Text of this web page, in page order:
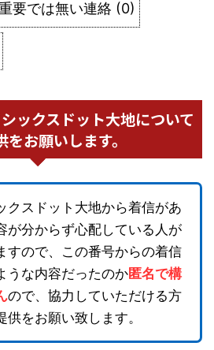
要では無い連絡 (0)
ックスドット大地について
をお願いします。
クスドット大地から着信があ
が分からず心配している人が
すので、この番号からの着信
うな内容だったのか匿名で構
ので、協力していただける方
供をお願い致します。